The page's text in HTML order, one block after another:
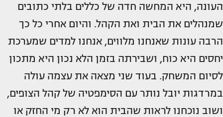
העונה, היא המחשה חדה של כללים בלתי כתובים
שמנהלים את הבית ואת הקהל. והיום אחרי כל כך
הרבה עונות שאנחנו מלווים, אנחנו למדים שמערכת
יחסים היא כוח, ושבירתה בזמן הלא נכון היא מתכון
לסיום המשחק. בעוד שני מצאה את עצמה עולה
במרדגות יובל נותר עם הסימפטיה של קהל הצופים,
ושוב נוכחנו לראות שהבית הוא לא רק מי החזק או